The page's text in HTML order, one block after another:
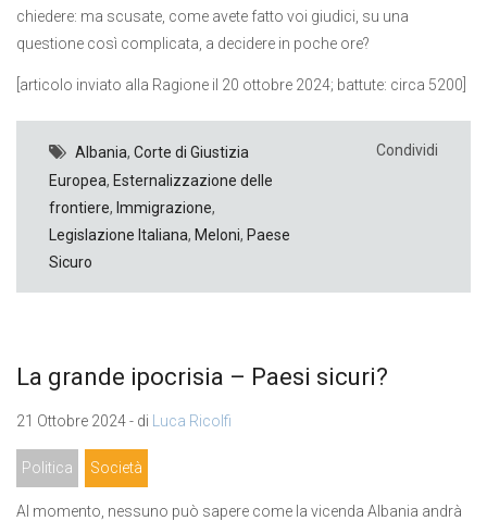
chiedere: ma scusate, come avete fatto voi giudici, su una
questione così complicata, a decidere in poche ore?
[articolo inviato alla Ragione il 20 ottobre 2024; battute: circa 5200]
Albania, Corte di Giustizia
Europea, Esternalizzazione delle
frontiere, Immigrazione,
Legislazione Italiana, Meloni, Paese
Sicuro
Condividi
La grande ipocrisia – Paesi sicuri?
21 Ottobre 2024 - di Luca Ricolfi
Politica Società
Al momento, nessuno può sapere come la vicenda Albania andrà